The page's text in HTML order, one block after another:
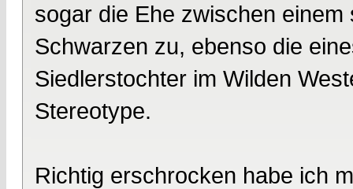
sogar die Ehe zwischen
Schwarzen zu, ebenso die
Siedlerstochter im Wilden
Stereotype.
Richtig erschrocken habe ich